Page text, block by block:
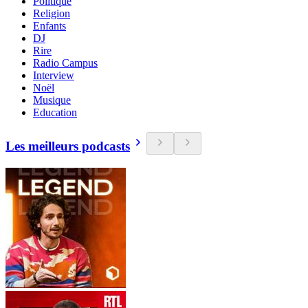
Religion
Enfants
DJ
Rire
Radio Campus
Interview
Noël
Musique
Education
Les meilleurs podcasts